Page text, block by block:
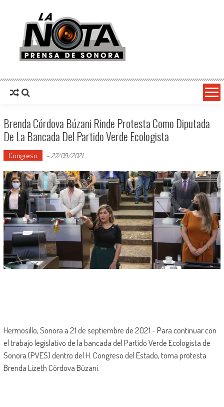
La Nota Prensa De Sonora
Brenda Córdova Búzani Rinde Protesta Como Diputada
De La Bancada Del Partido Verde Ecologista
Congreso - 27/09/2021
Hermosillo, Sonora a 21 de septiembre de 2021.- Para continuar con
el trabajo legislativo de la bancada del Partido Verde Ecologista de
Sonora (PVES) dentro del H. Congreso del Estado, toma protesta
Brenda Lizeth Córdova Búzani.